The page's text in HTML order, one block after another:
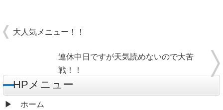
大人気メニュー！！
連休中日ですが天気読めないので大苦
戦！！
HPメニュー
ホーム